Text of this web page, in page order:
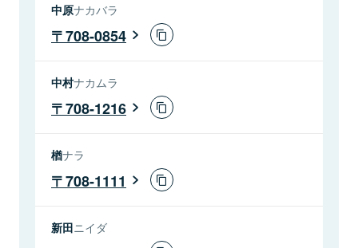
中原ナカバラ
708-0854
中村ナカムラ
708-1216
楢ナラ
708-1111
新田ニイダ